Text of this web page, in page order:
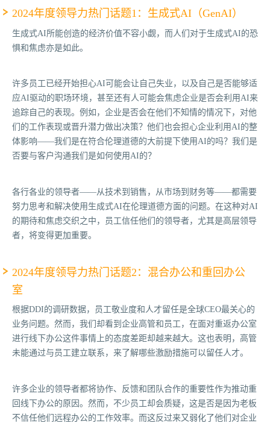
2024年度领导力热门话题1：生成式AI（GenAI）
生成式AI所能创造的经济价值不容小觑，而人们对于生成式AI的恐
惧和焦虑亦是如此。
许多员工已经开始担心AI可能会让自己失业，以及自己是否能够适
应AI驱动的职场环境，甚至还有人可能会焦虑企业是否会利用AI来
追踪自己的表现。例如，企业是否会在他们不知情的情况下，对他
们的工作表现或晋升潜力做出决策？他们也会担心企业利用AI的整
体影响——我们是在符合伦理道德的大前提下使用AI的吗？我们是
否要与客户沟通我们是如何使用AI的？
各行各业的领导者——从技术到销售，从市场到财务等——都需要
努力思考和解决使用生成式AI在伦理道德方面的问题。在这种对AI
的期待和焦虑交织之中，员工信任他们的领导者，尤其是高层领导
者，将变得更加重要。
2024年度领导力热门话题2：混合办公和重回办公
室
根据DDI的调研数据，员工敬业度和人才留任是全球CEO最关心的
业务问题。然而，我们却看到企业高管和员工，在面对重返办公室
进行线下办公这件事情上的态度差距却越来越大。这也表明，高管
未能通过与员工建立联系，来了解哪些激励措施可以留任人才。
许多企业的领导者都将协作、反馈和团队合作的重要性作为推动重
回线下办公的原因。然而，不少员工却会质疑，这是否是因为老板
不信任他们远程办公的工作效率。而这反过来又弱化了他们对企业